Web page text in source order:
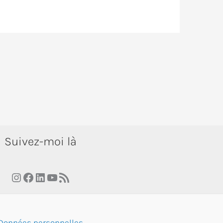
Suivez-moi là
Instagram
Facebook
LinkedIn
YouTube
RSS Feed